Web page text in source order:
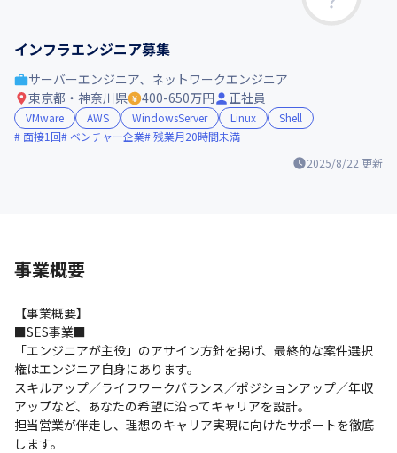
インフラエンジニア募集
2025/8/22 更新
サーバーエンジニア、ネットワークエンジニア
東京都・神奈川県
400-650万円 正社員
VMware AWS WindowsServer Linux
Shell
面接1回
ベンチャー企業 残業月20時間未満
事業概要
【事業概要】
■SES事業■
「エンジニアが主役」のアサイン方針を掲げ、最終的な案件選択
権はエンジニア自身にあります。
スキルアップ／ライフワークバランス／ポジションアップ／年収
アップなど、あなたの希望に沿ってキャリアを設計。
担当営業が伴走し、理想のキャリア実現に向けたサポートを徹底
します。